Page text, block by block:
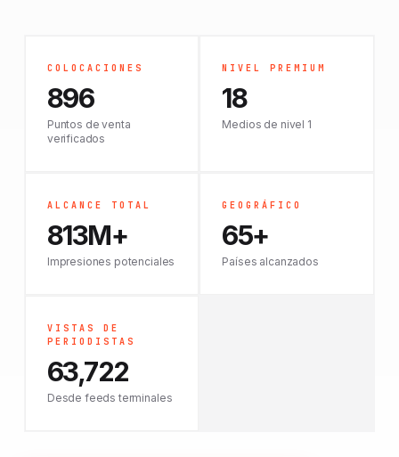
COLOCACIONES
896
Puntos de venta
verificados
NIVEL PREMIUM
18
Medios de nivel 1
ALCANCE TOTAL
813M+
Impresiones potenciales
GEOGRÁFICO
65+
Países alcanzados
VISTAS DE
PERIODISTAS
63,722
Desde feeds terminales